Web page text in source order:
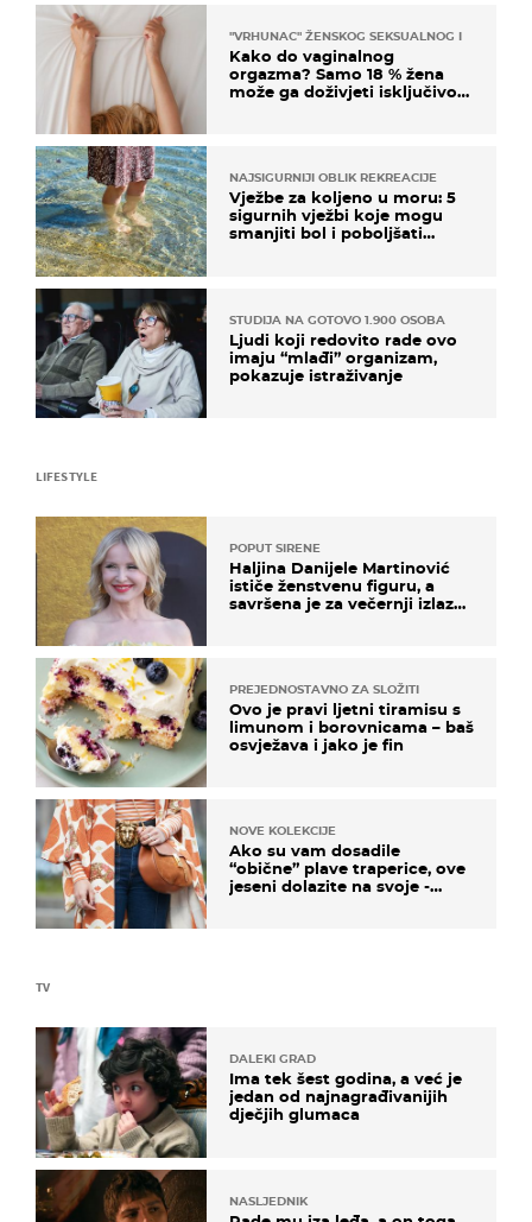
"VRHUNAC" ŽENSKOG SEKSUALNOG ISKUSTVA
Kako do vaginalnog
orgazma? Samo 18 % žena
može ga doživjeti isključivo
NAJSIGURNIJI OBLIK REKREACIJE
Vježbe za koljeno u moru: 5
sigurnih vježbi koje mogu
smanjiti bol i poboljšati
STUDIJA NA GOTOVO 1.900 OSOBA
Ljudi koji redovito rade ovo
imaju “mlađi” organizam,
pokazuje istraživanje
TV
DALEKI GRAD
Ima tek šest godina, a već je
jedan od najnagrađivanijih
dječjih glumaca
NASLJEDNIK
LIFESTYLE
POPUT SIRENE
Haljina Danijele Martinović
ističe ženstvenu figuru, a
savršena je za večernji izlazak
PREJEDNOSTAVNO ZA SLOŽITI
Ovo je pravi ljetni tiramisu s
limunom i borovnicama – baš
osvježava i jako je fin
NOVE KOLEKCIJE
Ako su vam dosadile
“obične” plave traperice, ove
jeseni dolazite na svoje -